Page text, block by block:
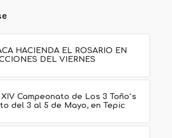
HACIENDA EL ROSARIO EN
DEL VIERNES
Campeonato de Los 3 Toño´s
del 3 al 5 de Mayo, en Tepic